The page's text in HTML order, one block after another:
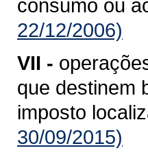
consumo ou
22/12/2006)
VII -
que destinem
imposto
30/09/2015)